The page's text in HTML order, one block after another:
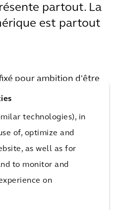
technologies), in
of, optimize and
as well as for
to monitor and
on
partout. La
est partout
pour ambition d'être
dans son secteur
laisser guider. Pour
nous avons lancé
interactif
36 000 Arcadiens et
dans le numérique, à
et leur